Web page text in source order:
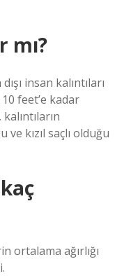
mı?
insan kalıntıları
feet’e kadar
ve kızıl saçlı olduğu
ortalama ağırlığı